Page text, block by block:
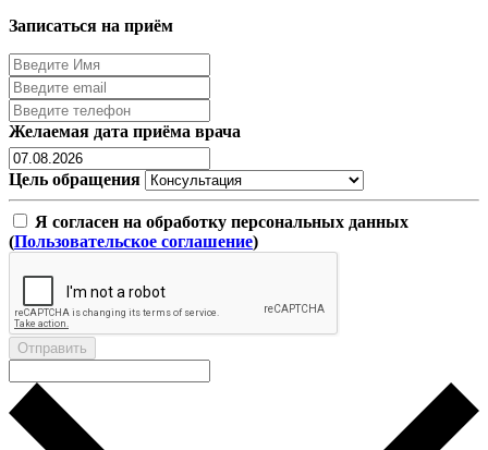
Записаться на приём
Желаемая дата приёма врача
Цель обращения
Я согласен на обработку персональных данных
(Пользовательское соглашение)
Отправить